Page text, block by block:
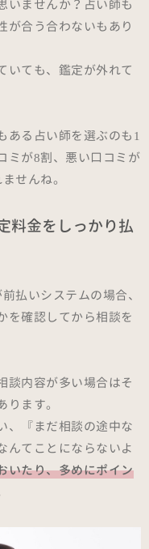
いませんか？占い師も
が合う合わないもあり
いても、鑑定が外れて
ある占い師を選ぶのも1
ミが8割、悪い口コミが
せんね。
料金をしっかり払
払いシステムの場合、
を確認してから相談を
談内容が多い場合はそ
ます。
、『まだ相談の途中な
んてことにならないよ
いたり、多めにポイン